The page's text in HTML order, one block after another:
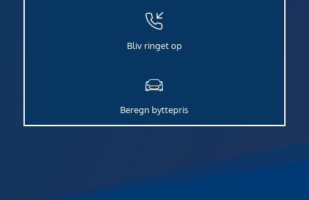
Bliv ringet op
Beregn byttepris